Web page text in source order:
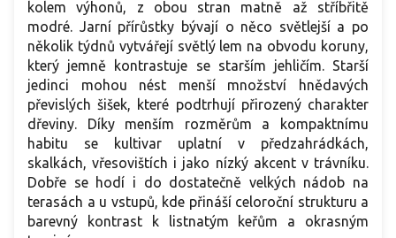
kolem výhonů, z obou stran matně až stříbřitě
modré. Jarní přírůstky bývají o něco světlejší a po
několik týdnů vytvářejí světlý lem na obvodu koruny,
který jemně kontrastuje se starším jehličím. Starší
jedinci mohou nést menší množství hnědavých
převislých šišek, které podtrhují přirozený charakter
dřeviny. Díky menším rozměrům a kompaktnímu
habitu se kultivar uplatní v předzahrádkách,
skalkách, vřesovištích i jako nízký akcent v trávníku.
Dobře se hodí i do dostatečně velkých nádob na
terasách a u vstupů, kde přináší celoroční strukturu a
barevný kontrast k listnatým keřům a okrasným